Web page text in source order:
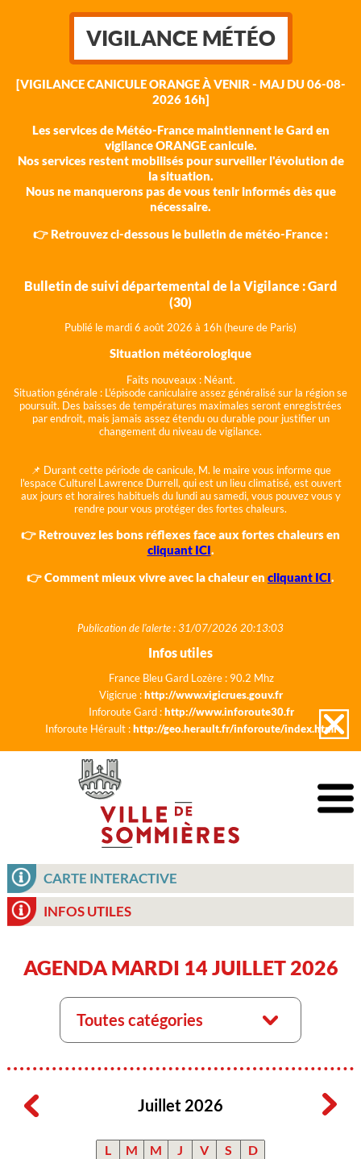
VIGILANCE MÉTÉO
[VIGILANCE CANICULE ORANGE À VENIR - MAJ DU 06-08-
2026 16h]
Les services de Météo-France maintiennent le Gard en
vigilance ORANGE canicule.
Nos services restent mobilisés pour surveiller l'évolution de
la situation.
Nous ne manquerons pas de vous tenir informés dès que
nécessaire.
👉 Retrouvez ci-dessous le bulletin de météo-France :
Bulletin de suivi départemental de la Vigilance : Gard
(30)
Publié le mardi 6 août 2026 à 16h (heure de Paris)
Situation météorologique
Faits nouveaux : Néant.
Situation générale : L'épisode caniculaire assez généralisé sur la région se
poursuit. Des baisses de températures maximales seront enregistrées
par endroit, mais jamais assez étendu ou durable pour justifier un
changement du niveau de vigilance.
📌 Durant cette période de canicule, M. le maire vous informe que
l'espace Culturel Lawrence Durrell, qui est un lieu climatisé, est ouvert
aux jours et horaires habituels du lundi au samedi, vous pouvez vous y
rendre pour vous protéger des fortes chaleurs.
👉 Retrouvez les bons réflexes face aux fortes chaleurs en
cliquant ICI.
👉 Comment mieux vivre avec la chaleur en cliquant ICI.
Publication de l'alerte : 31/07/2026 20:13:03
Infos utiles
France Bleu Gard Lozère : 90.2 Mhz
Vigicrue :http://www.vigicrues.gouv.fr
Inforoute Gard :http://www.inforoute30.fr
Inforoute Hérault :http://geo.herault.fr/inforoute/index.html
CARTE INTERACTIVE
INFOS UTILES
AGENDA MARDI 14 JUILLET 2026
Toutes catégories
Juillet 2026
L M M J V S D